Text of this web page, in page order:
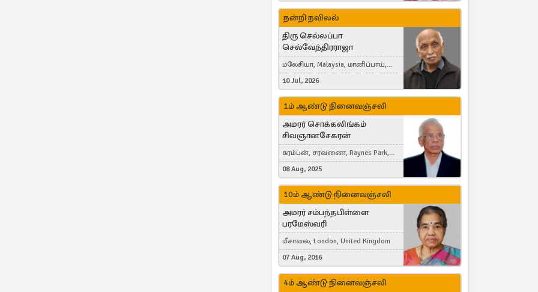
நன்றி நவிலல்
திரு செல்லப்பா
செல்வேந்திரராஜா
மலேசியா, Malaysia, மானிப்பாய்,
Duisburg, Germany, London, United
Kingdom
10 Jul, 2026
1ம் ஆண்டு நினைவஞ்சலி
அமரர் சொக்கலிங்கம்
சிவஞானசேகரன்
கரம்பன், சரவணை, Raynes Park,
London, United Kingdom
08 Aug, 2025
10ம் ஆண்டு நினைவஞ்சலி
அமரர் சம்பந்தபிள்ளை
பரமேஸ்வரி
மீசாலை, London, United Kingdom
07 Aug, 2016
4ம் ஆண்டு நினைவஞ்சலி